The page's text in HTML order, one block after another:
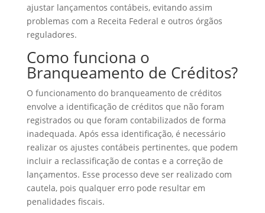
ajustar lançamentos contábeis, evitando assim
problemas com a Receita Federal e outros órgãos
reguladores.
Como funciona o
Branqueamento de Créditos?
O funcionamento do branqueamento de créditos
envolve a identificação de créditos que não foram
registrados ou que foram contabilizados de forma
inadequada. Após essa identificação, é necessário
realizar os ajustes contábeis pertinentes, que podem
incluir a reclassificação de contas e a correção de
lançamentos. Esse processo deve ser realizado com
cautela, pois qualquer erro pode resultar em
penalidades fiscais.